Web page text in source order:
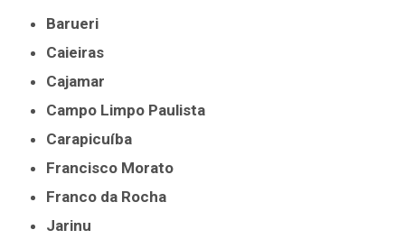
Barueri
Caieiras
Cajamar
Campo Limpo Paulista
Carapicuíba
Francisco Morato
Franco da Rocha
Jarinu